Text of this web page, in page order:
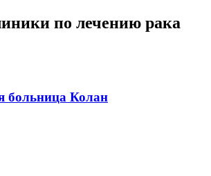
по лечению рака
больница Колан